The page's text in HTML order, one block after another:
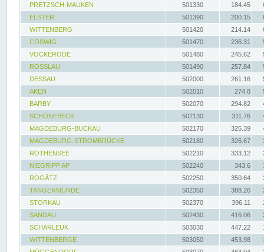
PRETZSCH-MAUKEN
501330 184.45
ELSTER
501390 200.15
WITTENBERG
501420 214.14
COSWIG
501470 236.31
VOCKERODE
501480 245.62
ROSSLAU
501490 257.84
DESSAU
502000 261.16
AKEN
502010 274.8
BARBY
502070 294.82
SCHÖNEBECK
502130 311.76
MAGDEBURG-BUCKAU
502170 325.39
MAGDEBURG-STROMBRÜCKE
502180 326.67
ROTHENSEE
502210 333.12
NIEGRIPP AP
502240 343.6
ROGÄTZ
502250 350.64
TANGERMÜNDE
502350 388.26
STORKAU
502370 396.11
SANDAU
502430 416.06
SCHARLEUK
503030 447.22
WITTENBERGE
503050 453.98